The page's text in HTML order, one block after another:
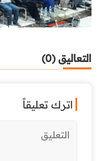
التعاليق (0)
اترك تعليقاً